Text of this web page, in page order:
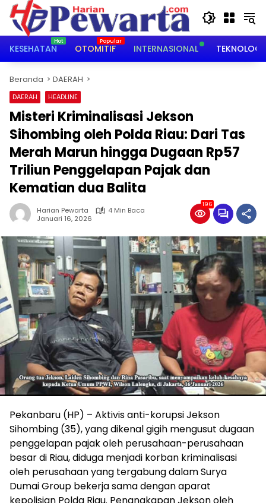
Langsung
konten
KESEHATAN
OTOMITIF INTERNASIONAL TEKNOLOGI
Beranda DAERAH
DAERAH HEADLINE
Misteri Kriminalisasi Jekson
Sihombing oleh Polda Riau: Dari Tas
Merah Marun hingga Dugaan Rp57
Triliun Penggelapan Pajak dan
Kematian dua Balita
Harian Pewarta
4 Min Baca
Januari 16, 2026
196
Pekanbaru (HP) – Aktivis anti-korupsi Jekson
Sihombing (35), yang dikenal gigih mengusut dugaan
penggelapan pajak oleh perusahaan-perusahaan
besar di Riau, diduga menjadi korban kriminalisasi
oleh perusahaan yang tergabung dalam Surya
Dumai Group bekerja sama dengan aparat
kepolisian Polda Riau. Penangkapan Jekson oleh